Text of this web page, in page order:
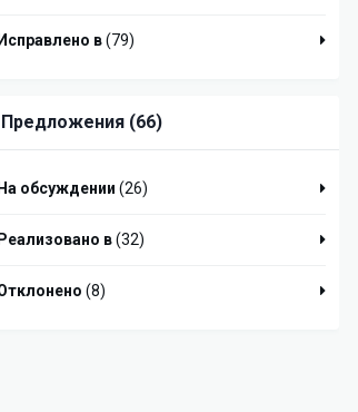
Исправлено в(79)
Предложения (66)
На обсуждении (26)
Реализовано в(32)
(8)